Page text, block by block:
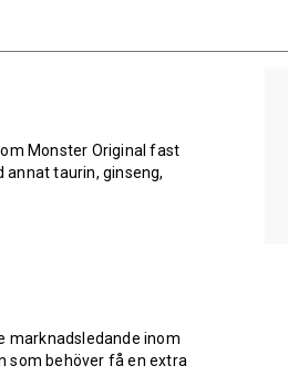
Monster Original fast
annat taurin, ginseng,
marknadsledande inom
som behöver få en extra